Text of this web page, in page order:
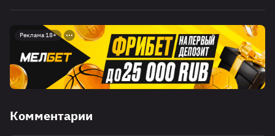
Реклама 18+
Комментарии